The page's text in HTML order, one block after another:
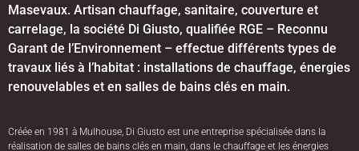
Masevaux. Artisan chauffage, sanitaire, couverture et
carrelage, la société Di Giusto, qualifiée RGE – Reconnu
Garant de l’Environnement – effectue différents types de
travaux liés à l’habitat : installations de chauffage, énergies
renouvelables et en salles de bains clés en main.
Créée en 1981 à Mulhouse, Di Giusto est une entreprise spécialisée dans la
réalisation de salles de bains clés en main, dans le chauffage et les énergies